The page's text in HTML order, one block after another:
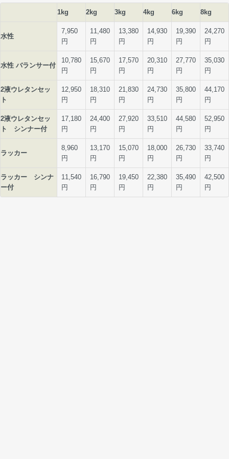
1kg 2kg 3kg 4kg 6kg 8kg
水性
7,950
円
11,480
円
13,380
円
14,930
円
19,390
円
24,270
円
水性 バランサー付
10,780
円
15,670
円
17,570
円
20,310
円
27,770
円
35,030
円
2液ウレタンセッ
ト
12,950
円
18,310
円
21,830
円
24,730
円
35,800
円
44,170
円
2液ウレタンセッ
ト シンナー付
17,180
円
24,400
円
27,920
円
33,510
円
44,580
円
52,950
円
ラッカー
8,960
円
13,170
円
15,070
円
18,000
円
26,730
円
33,740
円
ラッカー シンナ
ー付
11,540
円
16,790
円
19,450
円
22,380
円
35,490
円
42,500
円